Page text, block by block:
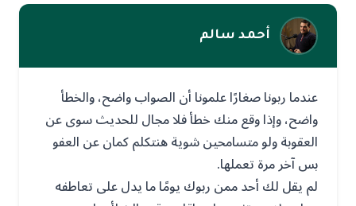
أحمد سالم
عندما ربونا صغارًا علمونا أن الصواب واضح، والخطأ
واضح، وإذا وقع منك خطأ فلا مجال للحديث سوى عن
العقوبة ولو متسامحين شوية هنتكلم كمان عن العفو
بس آخر مرة تعملها.
لم يقل لك أحد ممن ربوك يومًا ما يدل على تعاطفه